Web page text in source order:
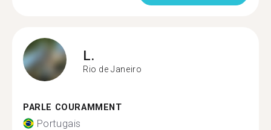
L.
Rio de Janeiro
PARLE COURAMMENT
Portugais